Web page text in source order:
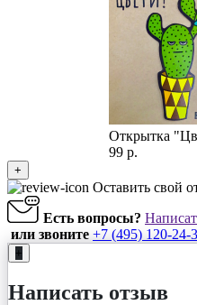
Открытка
99 р.
+
Оставить свой
Есть вопросы?
или звоните +7 (495) 120-24-
+
Написать отзыв